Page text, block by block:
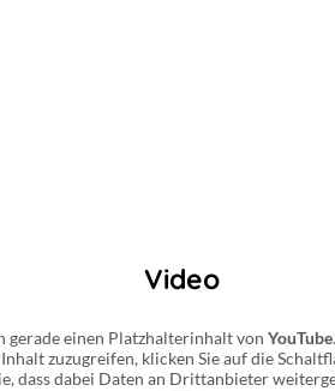
Video
gerade einen Platzhalterinhalt vonYouTube
zuzugreifen, klicken Sie auf die
dass dabei Daten an Drittanbieter